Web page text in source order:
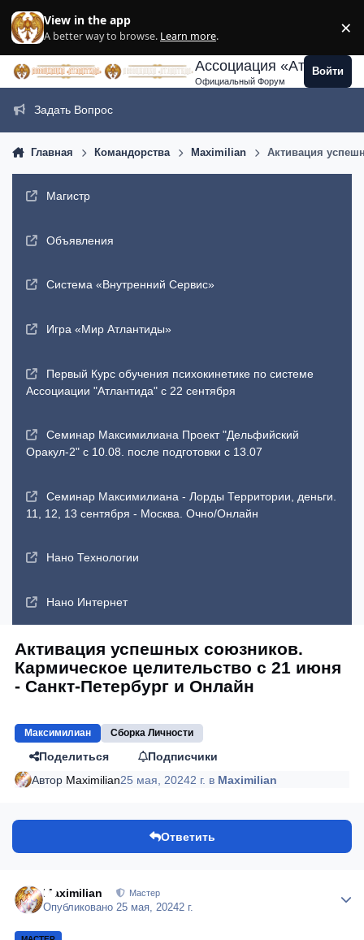
View in the app
A better way to browse. Learn more. ×
Ассоциация
Официальный Форум
Войти
Задать Вопрос
Главная Командорства Maximilian Активация
Магистр
Объявления
Система «Внутренний Сервис»
Игра «Мир Атлантиды»
Первый Курс обучения психокинетике по системе
Ассоциации "Атлантида" с 22 сентября
Семинар Максимилиана Проект "Дельфийский
Оракул-2" с 10.08. после подготовки с 13.07
Семинар Максимилиана - Лорды Территории, деньги.
11, 12, 13 сентября - Москва. Очно/Онлайн
Нано Технологии
Нано Интернет
Активация успешных союзников.
Кармическое целительство с 21 июня
- Санкт-Петербург и Онлайн
Максимилиан Сборка Личности
Поделиться
Подписчики
Автор Maximilian25 мая, 20242 г. в Maximilian
Ответить
Maximilian Мастер
Опубликовано25 мая, 20242 г.